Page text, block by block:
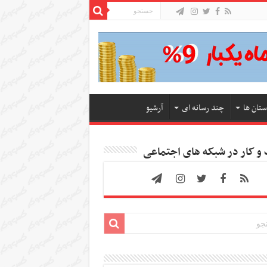
ها چند رسانه ای آرشیو
کار در شبکه های اجتماعی